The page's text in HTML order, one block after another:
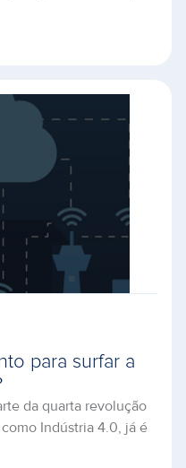
pouco tempo atrás as
predileção por ter seu
entretanto, nos
o capital estritamente
para surfar a
da quarta revolução
Indústria 4.0, já é
negócios no Brasil